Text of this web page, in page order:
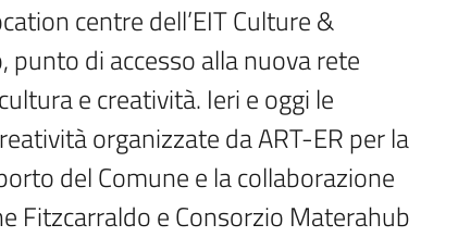
centre dell’EIT Culture &
punto di accesso alla nuova rete
e creatività. Ieri e oggi le
organizzate da ART-ER per la
del Comune e la collaborazione
Fitzcarraldo e Consorzio Materahub